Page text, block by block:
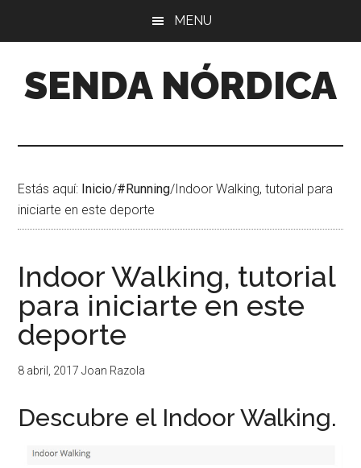
barra
lateral
página
MENU
SENDA NÓRDICA
Estás aquí: Inicio/#Running/Indoor Walking, tutorial para
iniciarte en este deporte
Indoor Walking, tutorial
para iniciarte en este
deporte
8 abril, 2017 Joan Razola
Descubre el Indoor Walking.